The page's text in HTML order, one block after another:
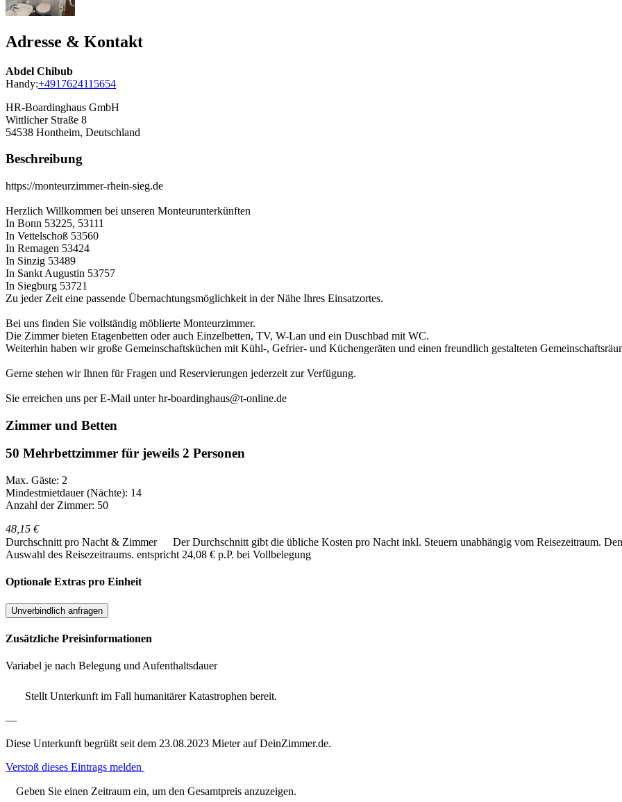
Adresse & Kontakt
Abdel Chibub
Handy:+4917624115654
HR-Boardinghaus GmbH
Wittlicher Straße 8
54538 Hontheim, Deutschland
Beschreibung
https://monteurzimmer-rhein-sieg.de
Herzlich Willkommen bei unseren Monteurunterkünften
In Bonn 53225, 53111
In Vettelschoß 53560
In Remagen 53424
In Sinzig 53489
In Sankt Augustin 53757
In Siegburg 53721
Zu jeder Zeit eine passende Übernachtungsmöglichkeit in der Nähe Ihres Einsatzortes.
Bei uns finden Sie vollständig möblierte Monteurzimmer.
Die Zimmer bieten Etagenbetten oder auch Einzelbetten, TV, W-Lan und ein Duschbad mit WC.
Weiterhin haben wir große Gemeinschaftsküchen mit Kühl-, Gefrier- und Küchengeräten und einen freundlich gestalteten
Gerne stehen wir Ihnen für Fragen und Reservierungen jederzeit zur Verfügung.
Sie erreichen uns per E-Mail unter hr-boardinghaus@t-online.de
Zimmer und Betten
50 Mehrbettzimmer für jeweils 2 Personen
Max. Gäste: 2
Mindestmietdauer (Nächte): 14
Anzahl der Zimmer: 50
48,15 €
Durchschnitt pro Nacht & Zimmer
Der Durchschnitt gibt die übliche Kosten pro Nacht inkl. Steuern unabhängig vom Reisezeitraum.
Auswahl des Reisezeitraums. entspricht 24,08 € p.P. bei Vollbelegung
Optionale Extras pro Einheit
Unverbindlich anfragen
Zusätzliche Preisinformationen
Variabel je nach Belegung und Aufenthaltsdauer
Stellt Unterkunft im Fall humanitärer Katastrophen bereit.
—
Diese Unterkunft begrüßt seit dem 23.08.2023 Mieter auf DeinZimmer.de.
Verstoß dieses Eintrags melden
Geben Sie einen Zeitraum ein, um den Gesamtpreis anzuzeigen.